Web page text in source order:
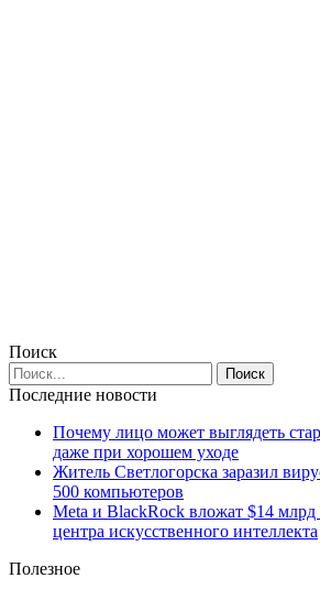
Поиск
Последние новости
Почему лицо может выглядеть
даже при хорошем уходе
Житель Светлогорска заразил
500 компьютеров
Meta и BlackRock вложат $14 млрд
центра искусственного интеллекта
Полезное